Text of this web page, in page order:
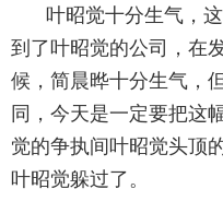
叶昭觉十分生气，
到了叶昭觉的公司，在
候，简晨晔十分生气，
同，今天是一定要把这
觉的争执间叶昭觉头顶
叶昭觉躲过了。